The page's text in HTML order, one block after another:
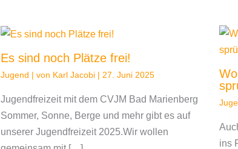
Es sind noch Plätze frei!
Jugend | von Karl Jacobi | 27. Juni 2025
Jugendfreizeit mit dem CVJM Bad Marienberg
Sommer, Sonne, Berge und mehr gibt es auf
unserer Jugendfreizeit 2025.Wir wollen
ins